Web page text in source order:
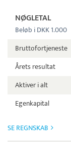
NØGLETAL
Beløb i DKK 1.000
Bruttofortjeneste
Årets resultat
Aktiver i alt
Egenkapital
SE REGNSKAB